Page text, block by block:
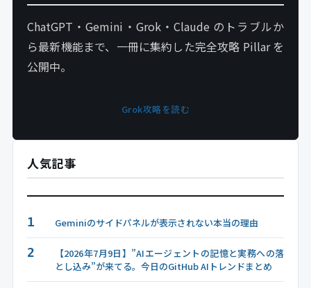
ChatGPT・Gemini・Grok・Claude のトラブルか
ら最新機能まで、一冊に集約した完全攻略 Pillar を
公開中。
Grok攻略を読む
人気記事
1 Geminiのサイドパネルが表示されない本当の理由
2
【2026年7月9日】”AIエージェントの記憶と実務への落
とし込み”が来てる。今日のGitHub AIトレンドまとめ